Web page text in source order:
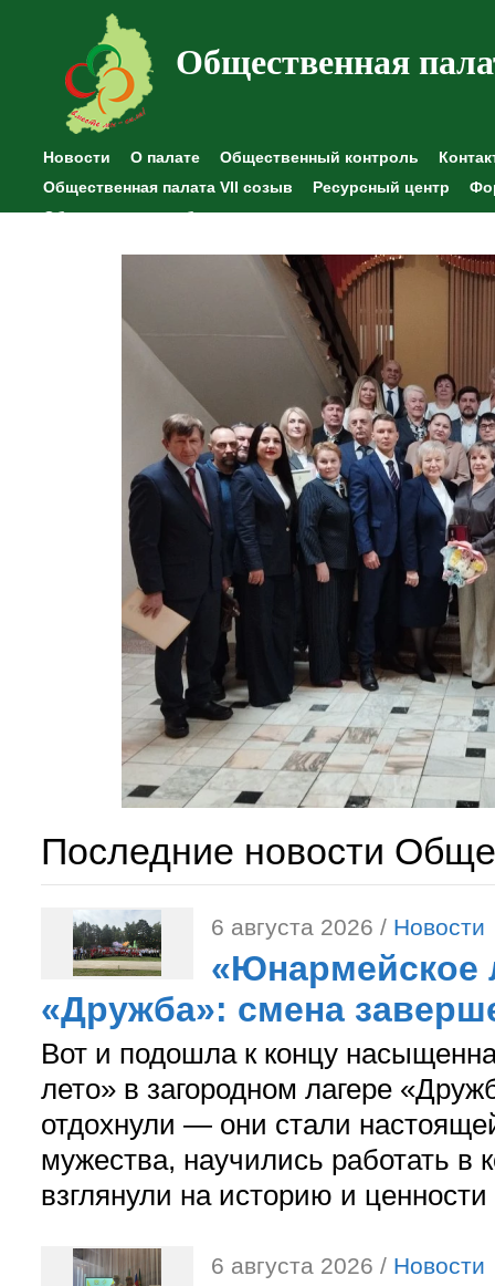
Общественная
Новости О палате Общественный контроль
Общественная палата VII созыв
Ресурсный центр
Общественные наблюдения
Последние новости
6 августа 2026 / Новости
«Юнармейское
«Дружба»: смена
Вот и подошла к концу
лето» в загородном лагере
отдохнули — они стали
мужества, научились работать в
взглянули на историю и
6 августа 2026 / Новости